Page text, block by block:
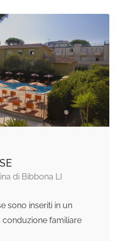
di Bibbona LI
sono inseriti in un
conduzione familiare